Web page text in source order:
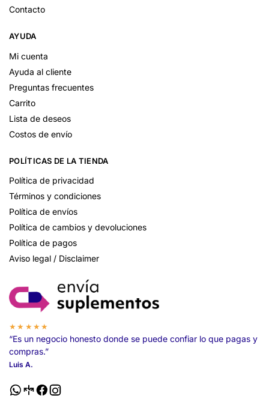
Contacto
AYUDA
Mi cuenta
Ayuda al cliente
Preguntas frecuentes
Carrito
Lista de deseos
Costos de envío
POLÍTICAS DE LA TIENDA
Política de privacidad
Términos y condiciones
Política de envíos
Política de cambios y devoluciones
Política de pagos
Aviso legal / Disclaimer
★★★★★
“Es un negocio honesto donde se puede confiar lo que pagas y
compras.”
Luis A.